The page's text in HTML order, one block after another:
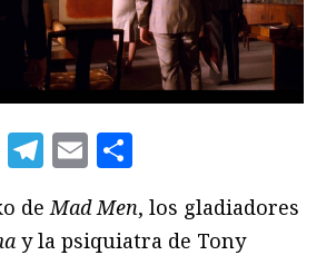
Twitter
Telegram
Email
deMad Men, los gladiadores
y la psiquiatra de Tony